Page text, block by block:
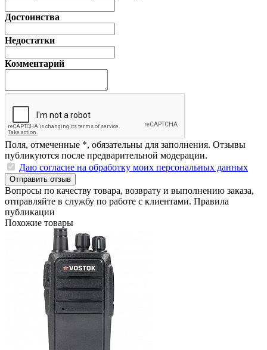
Достоинства
Недостатки
Комментарий
Поля, отмеченные *, обязательны для заполнения. Отзывы
публикуются после предварительной модерации.
Даю согласие на обработку моих персональных данных
Отправить отзыв
Вопросы по качеству товара, возврату и выполнению заказа,
отправляйте в службу по работе с клиентами. Правила
публикации
Похожие товары